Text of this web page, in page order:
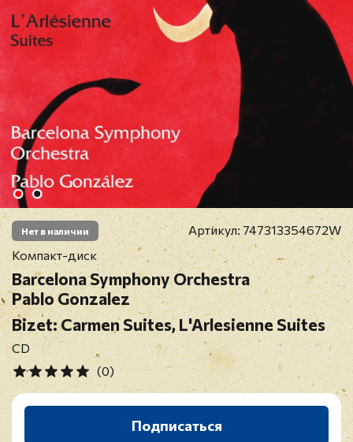
Нет в наличии Артикул:747313354672W
Компакт-диск
Barcelona Symphony Orchestra
Pablo Gonzalez
Bizet: Carmen Suites, L'Arlesienne Suites
CD
(0)
Подписаться